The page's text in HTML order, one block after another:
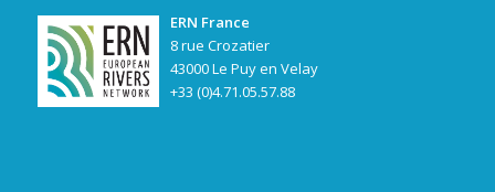
ERN France
8 rue Crozatier
43000 Le Puy en Velay
+33 (0)4.71.05.57.88